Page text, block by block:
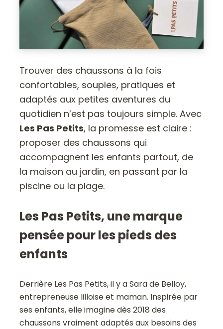
Trouver des chaussons à la fois
confortables, souples, pratiques et
adaptés aux petites aventures du
quotidien n’est pas toujours simple. Avec
Les Pas Petits, la promesse est claire :
proposer des chaussons qui
accompagnent les enfants partout, de
la maison au jardin, en passant par la
piscine ou la plage.
Les Pas Petits, une marque
pensée pour les pieds des
enfants
Derrière Les Pas Petits, il y a Sara de Belloy,
entrepreneuse lilloise et maman. Inspirée par
ses enfants, elle imagine dès 2018 des
chaussons vraiment adaptés aux besoins des